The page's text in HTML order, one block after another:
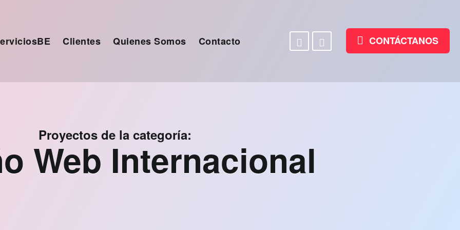
Clientes Quienes Somos Contacto FacebookLinkedin CONTÁCTANOS
Proyectos de la categoría:
Web Internacional